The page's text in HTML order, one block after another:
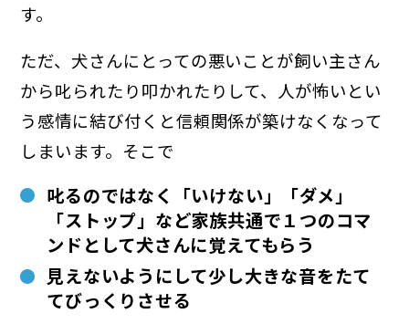
す。
ただ、犬さんにとっての悪いことが飼い主さん
から叱られたり叩かれたりして、人が怖いとい
う感情に結び付くと信頼関係が築けなくなって
しまいます。そこで
叱るのではなく「いけない」「ダメ」
「ストップ」など家族共通で１つのコマ
ンドとして犬さんに覚えてもらう
見えないようにして少し大きな音をたて
てびっくりさせる